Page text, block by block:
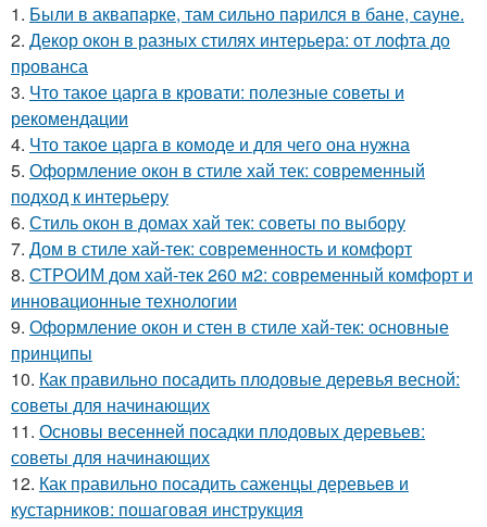
1. Были в аквапарке, там сильно парился в бане, сауне.
2. Декор окон в разных стилях интерьера: от лофта до
прованса
3. Что такое царга в кровати: полезные советы и
рекомендации
4. Что такое царга в комоде и для чего она нужна
5. Оформление окон в стиле хай тек: современный
подход к интерьеру
6. Стиль окон в домах хай тек: советы по выбору
7. Дом в стиле хай-тек: современность и комфорт
8. СТРОИМ дом хай-тек 260 м2: современный комфорт и
инновационные технологии
9. Оформление окон и стен в стиле хай-тек: основные
принципы
10. Как правильно посадить плодовые деревья весной:
советы для начинающих
11. Основы весенней посадки плодовых деревьев:
советы для начинающих
12. Как правильно посадить саженцы деревьев и
кустарников: пошаговая инструкция